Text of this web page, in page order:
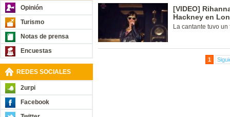
Opinión
Turismo
Notas de prensa
Encuestas
REDES SOCIALES
2urpi
Facebook
[VIDEO]
Hackney en
La cantante tuvo
1